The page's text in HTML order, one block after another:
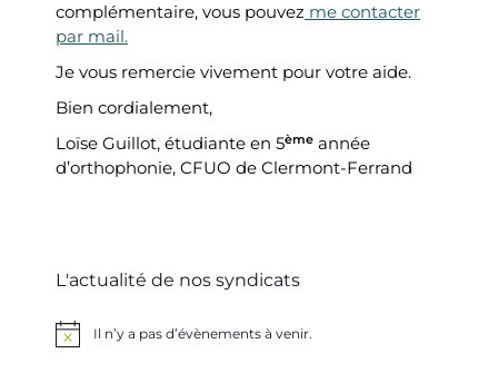
complémentaire, vous pouvez me contacter
par mail.
Je vous remercie vivement pour votre aide.
Bien cordialement,
Loïse Guillot, étudiante en 5ème année
d’orthophonie, CFUO de Clermont-Ferrand
L'actualité de nos syndicats
NoticeIl n’y a pas d’évènements à venir.